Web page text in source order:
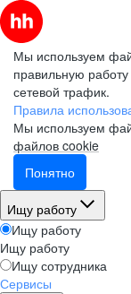
Мы используем
правильную
сетевой трафик.
Правила
Мы используем
файлов cookie
Понятно
Ищу работу
Ищу работу
Ищу работу
Ищу сотрудника
Сервисы